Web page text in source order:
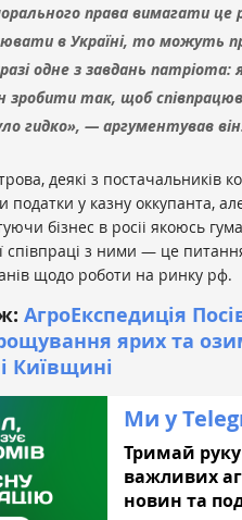
права вимагати це
в Україні, то можуть
одне з завдань патріота:
зробити так, щоб
гидко», — аргументував
деякі з постачальників
у казну оккупанта,
бізнес в росіі якоюсь
з ними — це
щодо роботи на ринку рф.
АгроЕкспедиція
ярих та
Київщині
Ми у
Тримай руку
важливих
новин та